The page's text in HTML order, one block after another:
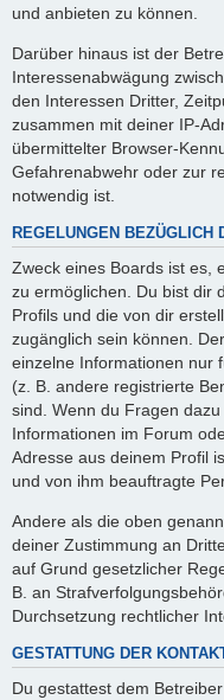
und anbieten zu können.
Darüber hinaus ist der
Interessenabwägung
den Interessen Dritter,
zusammen mit deiner IP-
übermittelter Browser-
Gefahrenabwehr oder zur
notwendig ist.
REGELUNGEN BEZÜGLICH
Zweck eines Boards ist es,
zu ermöglichen. Du bist dir
Profils und die von dir
zugänglich sein können.
einzelne Informationen nur
(z. B. andere registrierte
sind. Wenn du Fragen
Informationen im Forum
Adresse aus deinem Profil
und von ihm beauftragte
Andere als die oben
deiner Zustimmung an
auf Grund gesetzlicher
B. an
Durchsetzung rechtlicher
GESTATTUNG DER
Du gestattest dem